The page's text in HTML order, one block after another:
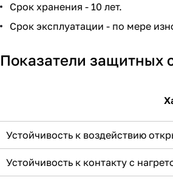
Срок хранения - 10 лет.
Срок эксплуатации - по мере
Показатели
Устойчивость к воздействию
Устойчивость к контакту с